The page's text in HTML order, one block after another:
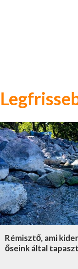
Rémisztő, ami
őseink által